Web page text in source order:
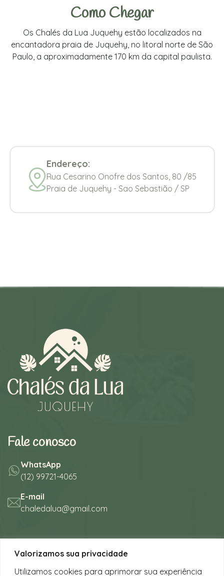
Valorizamos sua privacidade
Utilizamos cookies para aprimorar sua experiência
Como Chegar
Os Chalés da Lua Juquehy estão localizados na
encantadora praia de Juquehy, no litoral norte de São
Paulo, a aproximadamente 170 km da capital paulista.
Endereço:
Rua Cesarino Onofre dos Santos, 80 /85
Praia de Juquehy - Sao Sebastião / SP
Fale conosco
WhatsApp
(12) 99721-4065
E-mail
chaledalua@gmail.com
Seu refúgio em meio à natureza
na bela praia de Juquehy.